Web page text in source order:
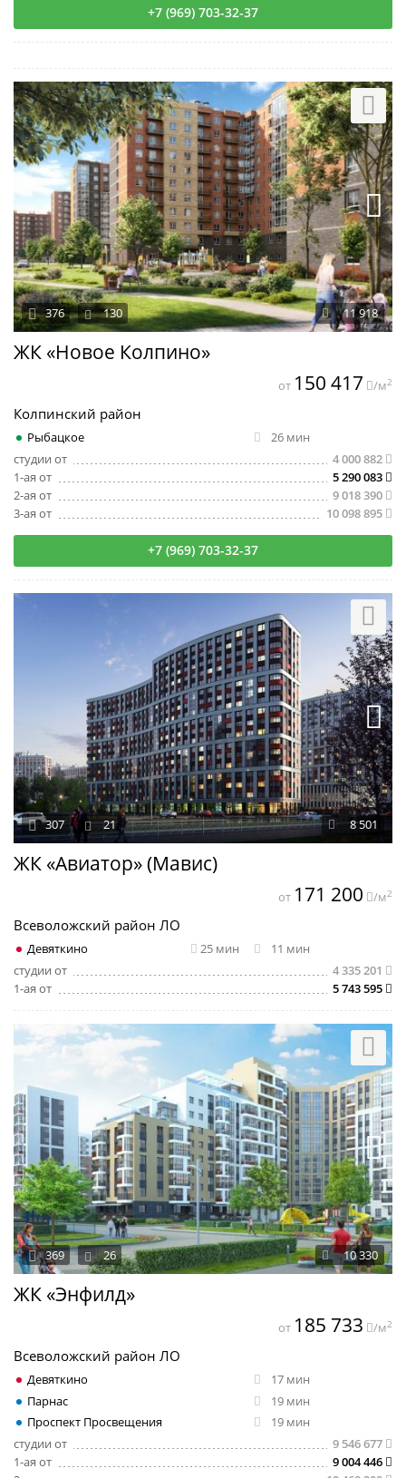
+7 (969) 703-32-37
ЖК «Новое Колпино»
11 918
376 130
Колпинский район
Рыбацкое
26 мин
студии от
4 000 882
1-ая от
5 290 083
2-ая от
9 018 390
3-ая от
10 098 895
от 150 417 /м2
+7 (969) 703-32-37
ЖК «Авиатор» (Мавис)
8 501
307 21
Всеволожский район ЛО
Девяткино 25 мин
11 мин
студии от
4 335 201
1-ая от
5 743 595
от 171 200 /м2
ЖК «Энфилд»
10 330
369 26
Всеволожский район ЛО
Девяткино
17 мин
Парнас
19 мин
Проспект Просвещения
19 мин
студии от
9 546 677
1-ая от
9 004 446
от 185 733 /м2